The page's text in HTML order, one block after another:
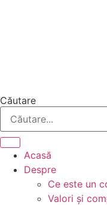
Căutare
Acasă
Despre
Ce este un
Valori și